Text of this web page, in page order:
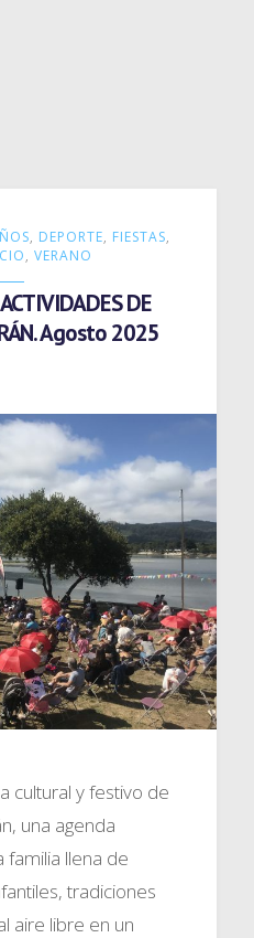
, DEPORTE, FIESTAS,
, VERANO
DE
Agosto 2025
cultural y festivo de
una agenda
llena de
tradiciones
aire libre en un